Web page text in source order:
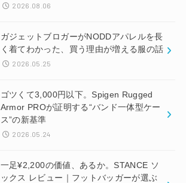
2026.08.06
ガジェットブロガーがNODDアパレルを長
く着てわかった、買う理由が増える服の話
2026.05.25
ゴツくて3,000円以下。Spigen Rugged
Armor PROが証明する“バンド一体型ケー
ス”の新基準
2026.05.24
一足¥2,200の価値、あるか。STANCE ソ
ックス レビュー｜フットバッガーが選ぶ